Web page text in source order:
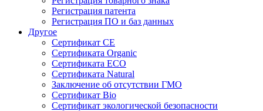
Регистрация патента
Регистрация ПО и баз данных
Другое
Сертификат СЕ
Сертификата Organic
Сертификата ECO
Сертификата Natural
Заключение об отсутствии ГМО
Сертификат Bio
Сертификат экологической безопасности